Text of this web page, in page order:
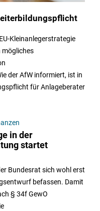
Kleinanlegerstrategie
mögliches
der AfW informiert, ist in
für Anlageberater
in der
startet
Bundesrat sich wohl erst
befassen. Damit
§ 34f GewO